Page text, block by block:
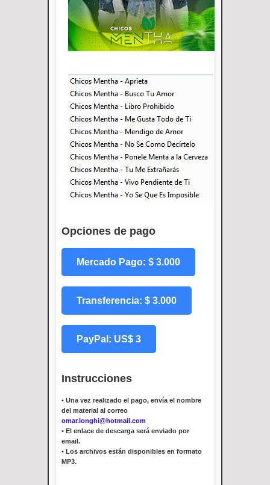
Opciones de pago
Mercado Pago: $ 3.000
Transferencia: $ 3.000
PayPal: US$ 3
Instrucciones
• Una vez realizado el pago, envía el nombre
del material al correo
omar.longhi@hotmail.com
• El enlace de descarga será enviado por
email.
• Los archivos están disponibles en formato
MP3.